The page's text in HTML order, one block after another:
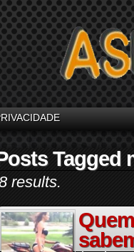
Tagged
results.